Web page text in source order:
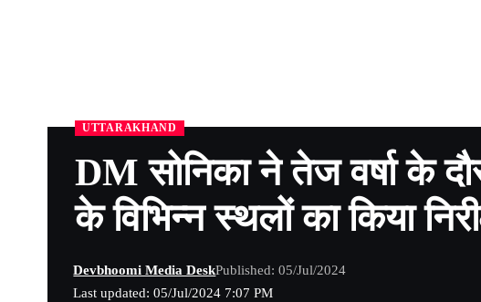
UTTARAKHAND
DM सोनिका ने तेज वर्षा के
के विभिन्न स्थलों का किया
Last updated: 05/Jul/2024 7:07 PM
Devbhoomi Media DeskPublished: 05/Jul/2024